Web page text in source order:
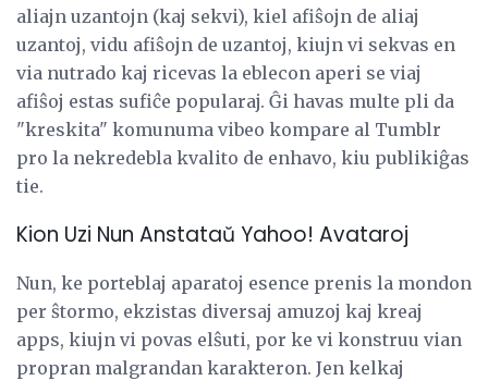
aliajn uzantojn (kaj sekvi), kiel afiŝojn de aliaj
uzantoj, vidu afiŝojn de uzantoj, kiujn vi sekvas en
via nutrado kaj ricevas la eblecon aperi se viaj
afiŝoj estas sufiĉe popularaj. Ĝi havas multe pli da
"kreskita" komunuma vibeo kompare al Tumblr
pro la nekredebla kvalito de enhavo, kiu publikiĝas
tie.
Kion Uzi Nun Anstataŭ Yahoo! Avataroj
Nun, ke porteblaj aparatoj esence prenis la mondon
per ŝtormo, ekzistas diversaj amuzoj kaj kreaj
apps, kiujn vi povas elŝuti, por ke vi konstruu vian
propran malgrandan karakteron. Jen kelkaj